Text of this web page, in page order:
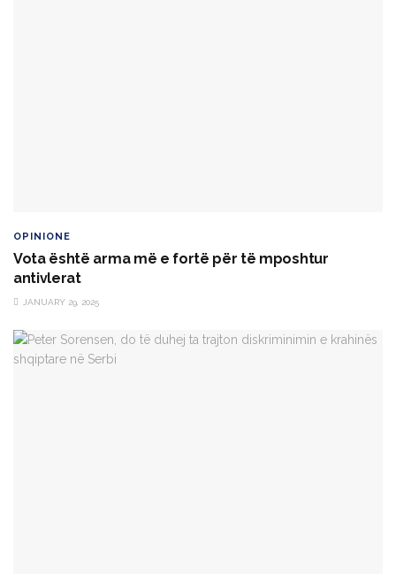
OPINIONE
Vota është arma më e fortë për të mposhtur
antivlerat
JANUARY 29, 2025